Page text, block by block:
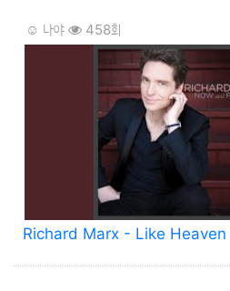
☺️ 나야 458회
Richard Marx - Like Heaven